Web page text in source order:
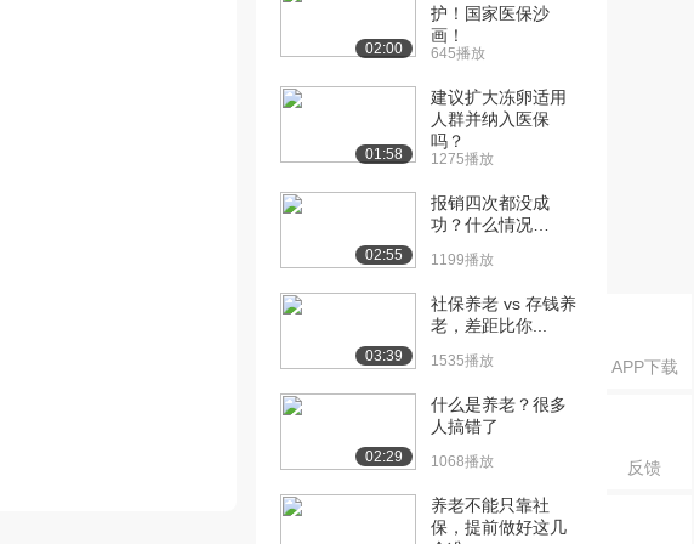
APP下载
反馈
02:00
护！国家医保沙
画！
645播放
01:58
建议扩大冻卵适用
人群并纳入医保
吗？
1275播放
02:55
报销四次都没成
功？什么情况…
1199播放
03:39
社保养老 vs 存钱养
老，差距比你...
1535播放
02:29
什么是养老？很多
人搞错了
1068播放
养老不能只靠社
保，提前做好这几